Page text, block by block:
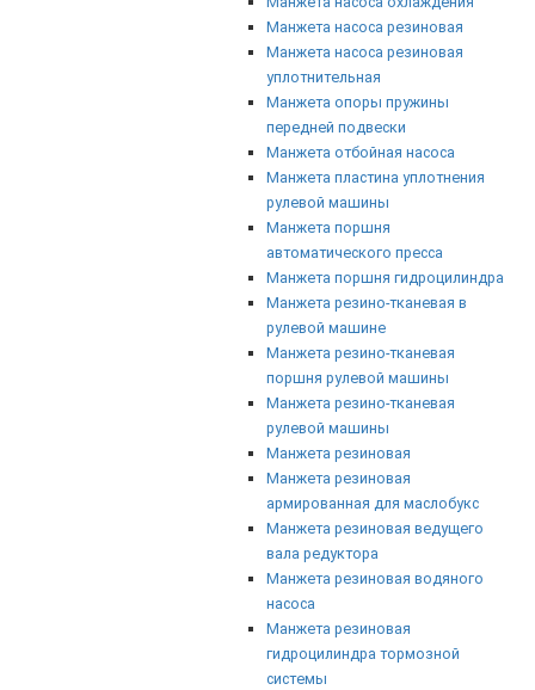
Манжета насоса резиновая
Манжета насоса резиновая
уплотнительная
Манжета опоры пружины
передней подвески
Манжета отбойная насоса
Манжета пластина уплотнения
рулевой машины
Манжета поршня
автоматического пресса
Манжета поршня гидроцилиндра
Манжета резино-тканевая в
рулевой машине
Манжета резино-тканевая
поршня рулевой машины
Манжета резино-тканевая
рулевой машины
Манжета резиновая
Манжета резиновая
армированная для маслобукс
Манжета резиновая ведущего
вала редуктора
Манжета резиновая водяного
насоса
Манжета резиновая
гидроцилиндра тормозной
системы